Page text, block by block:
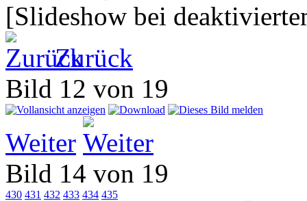
[Slideshow bei
Zurück
Bild 12 von 19
Weiter
Bild 14 von 19
430 431 432 433 434 435